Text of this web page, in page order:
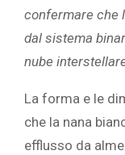
confermare che
dal sistema
nube
La forma e le
che la nana
efflusso da